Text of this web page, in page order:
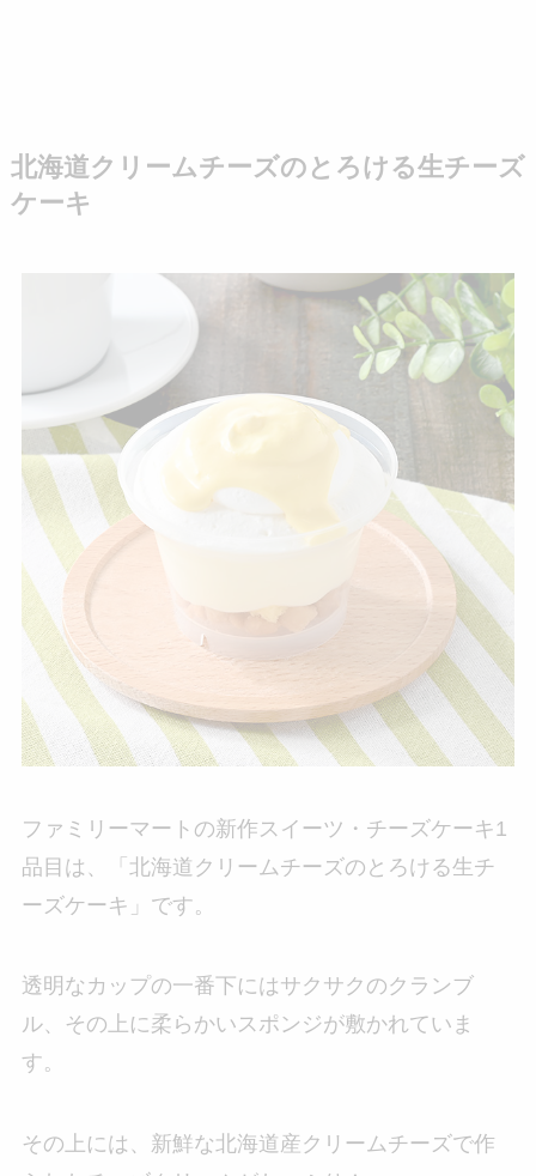
北海道クリームチーズのとろける生チーズ
ケーキ
ファミリーマートの新作スイーツ・チーズケーキ1
品目は、「北海道クリームチーズのとろける生チ
ーズケーキ」です。
透明なカップの一番下にはサクサクのクランブ
ル、その上に柔らかいスポンジが敷かれていま
す。
その上には、新鮮な北海道産クリームチーズで作